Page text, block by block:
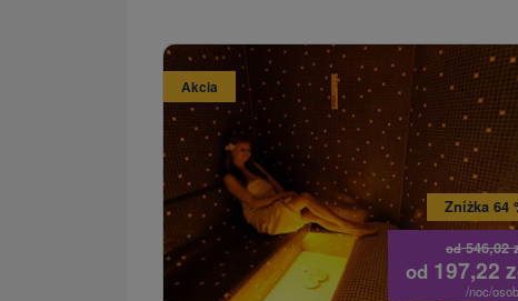
Akcia
od546,02
Zniżka 64
od 197,22
/noc/